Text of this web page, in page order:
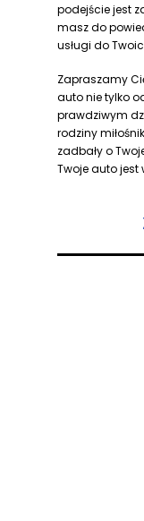
podejście jest
masz do
usługi do
Zapraszamy
auto nie tylko
prawdziwym
rodziny
zadbały o
Twoje auto